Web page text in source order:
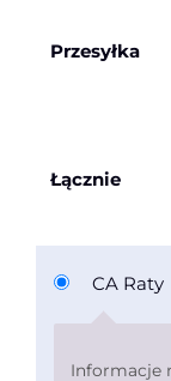
Przesyłka
Łącznie
CA Raty
Informacje